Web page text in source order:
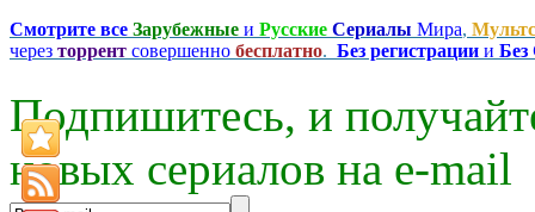
Смотрите все Зарубежные и Русские Сериалы Мира,
через торрент совершенно бесплатно. Без регистрации и
Подпишитесь, и
новых сериалов на e-mаil